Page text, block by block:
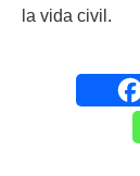
la vida civil.